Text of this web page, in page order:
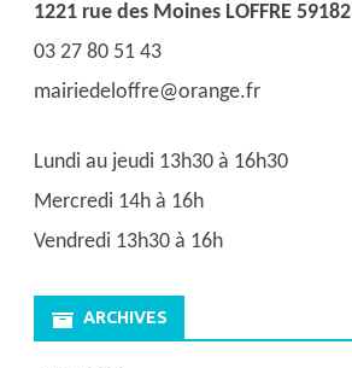
1221 rue des Moines LOFFRE 59182
03 27 80 51 43
mairiedeloffre@orange.fr
Lundi au jeudi 13h30 à 16h30
Mercredi 14h à 16h
Vendredi 13h30 à 16h
ARCHIVES